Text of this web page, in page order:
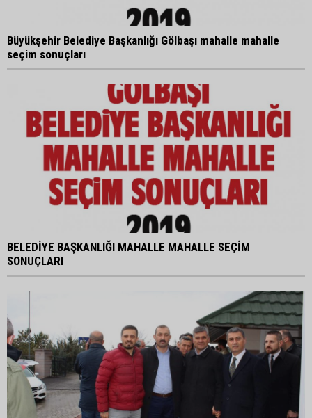
Büyükşehir Belediye Başkanlığı Gölbaşı mahalle mahalle
seçim sonuçları
BELEDİYE BAŞKANLIĞI MAHALLE MAHALLE SEÇİM
SONUÇLARI